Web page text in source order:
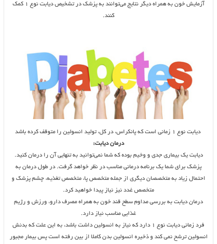
آزمایش خون به همراه دیگر نتایج می‌توانند به پزشک در تشخیص دیابت نوع ۱ کمک
کنند.
دیابت نوع ۱ زمانی است که پانکراس، در کل، تولید انسولین را متوقف کرده باشد
درمان دیابت:
دیابت یک بیماری جدی و وخیم بوده که شما نمی‌توانید به تنهایی آن را درمان کنید.
پزشک برای شما یک برنامه درمانی مناسب در نظر خواهد گرفت. در طول درمان به
احتمال زیاد به متخصصان دیگری از جمله متخصص پا، متخصص تغذیه، چشم پزشک و
متخصص غدد نیز نیاز پیدا خواهید کرد.
درمان دیابت به بررسی مداوم سطح قند خون به همراه مصرف دارو، ورزش و رژیم
غذایی مناسب نیاز دارد.
فرد زمانی دیابت نوع ۱ دارد که نیاز به انسولین داشت باشد، به این علت که بدنش
انسولین ترشح نمی کند و ذخیره انسولین بدن کاملا از بین رفته است پس بیمار مجبور